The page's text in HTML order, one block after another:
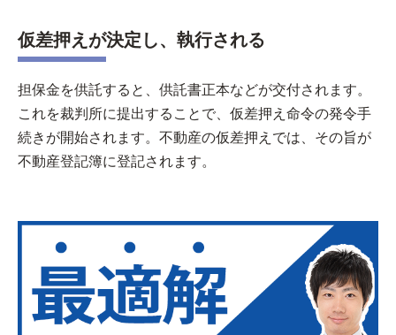
仮差押えが決定し、執行される
担保金を供託すると、供託書正本などが交付されます。
これを裁判所に提出することで、仮差押え命令の発令手
続きが開始されます。不動産の仮差押えでは、その旨が
不動産登記簿に登記されます。